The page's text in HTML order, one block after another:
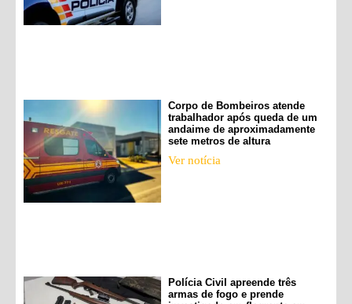
Corpo de Bombeiros atende
trabalhador após queda de um
andaime de aproximadamente
sete metros de altura
Ver notícia
Polícia Civil apreende três
armas de fogo e prende